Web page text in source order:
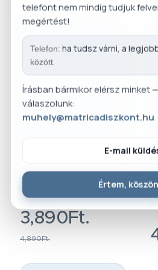
-20%
VIRÁGOK FESTŐSABLON
FESTŐSABLONOK
4,890Ft.
3,890Ft.
telefont nem mindig tudjuk
megértést!
Telefon: ha tudsz várni, a
között.
Írásban bármikor elérsz minket
válaszolunk:
muhely@matricadiszkont.hu
E-mail
Értem,